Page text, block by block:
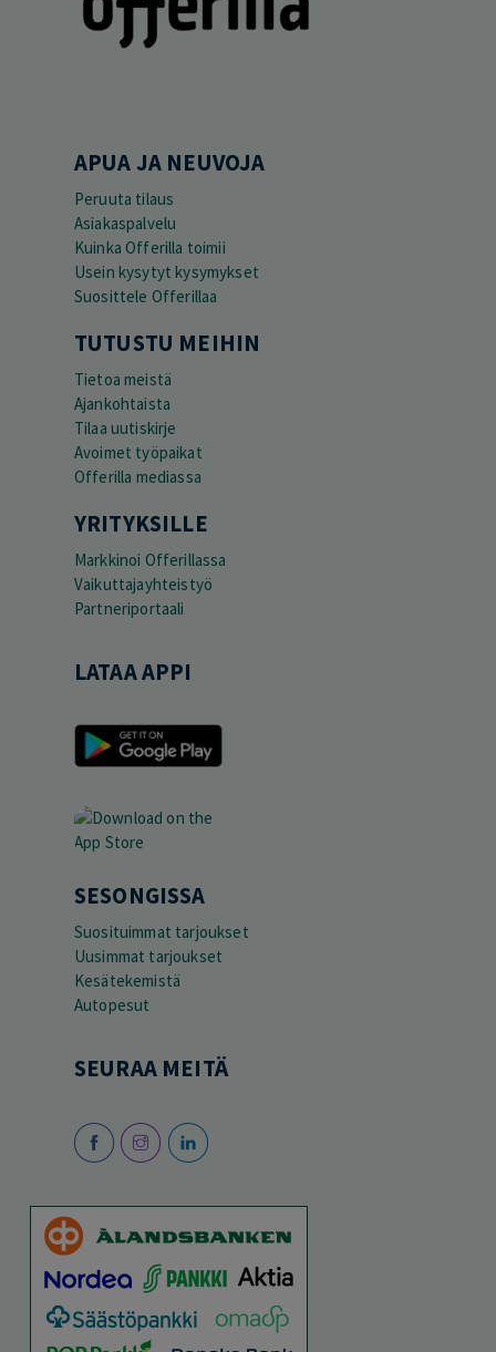
APUA JA NEUVOJA
Peruuta tilaus
Asiakaspalvelu
Kuinka Offerilla toimii
Usein kysytyt kysymykset
Suosittele Offerillaa
TUTUSTU MEIHIN
Tietoa meistä
Ajankohtaista
Tilaa uutiskirje
Avoimet työpaikat
Offerilla mediassa
YRITYKSILLE
Markkinoi Offerillassa
Vaikuttajayhteistyö
Partneriportaali
LATAA APPI
SESONGISSA
Suosituimmat tarjoukset
Uusimmat tarjoukset
Kesätekemistä
Autopesut
SEURAA MEITÄ